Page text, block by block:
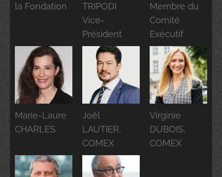
la Fondation
TRIPODI
Vice-
Président
Membre du
Comité
Exécutif
Marie-Laure
CHARLES
Joël
LAUTIER,
COMEX
Virginie
DUBOIS,
COMEX